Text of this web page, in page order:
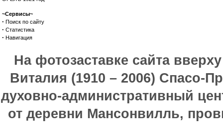
~Сервисы~
· Поиск по сайту
· Статистика
· Навигация
На фотозаставке сайта
Виталия (1910 – 2006) Спасо-
духовно-административный
от деревни Мансонвилль,